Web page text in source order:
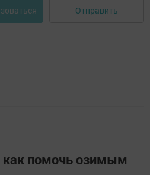
Отправить
как помочь озимым